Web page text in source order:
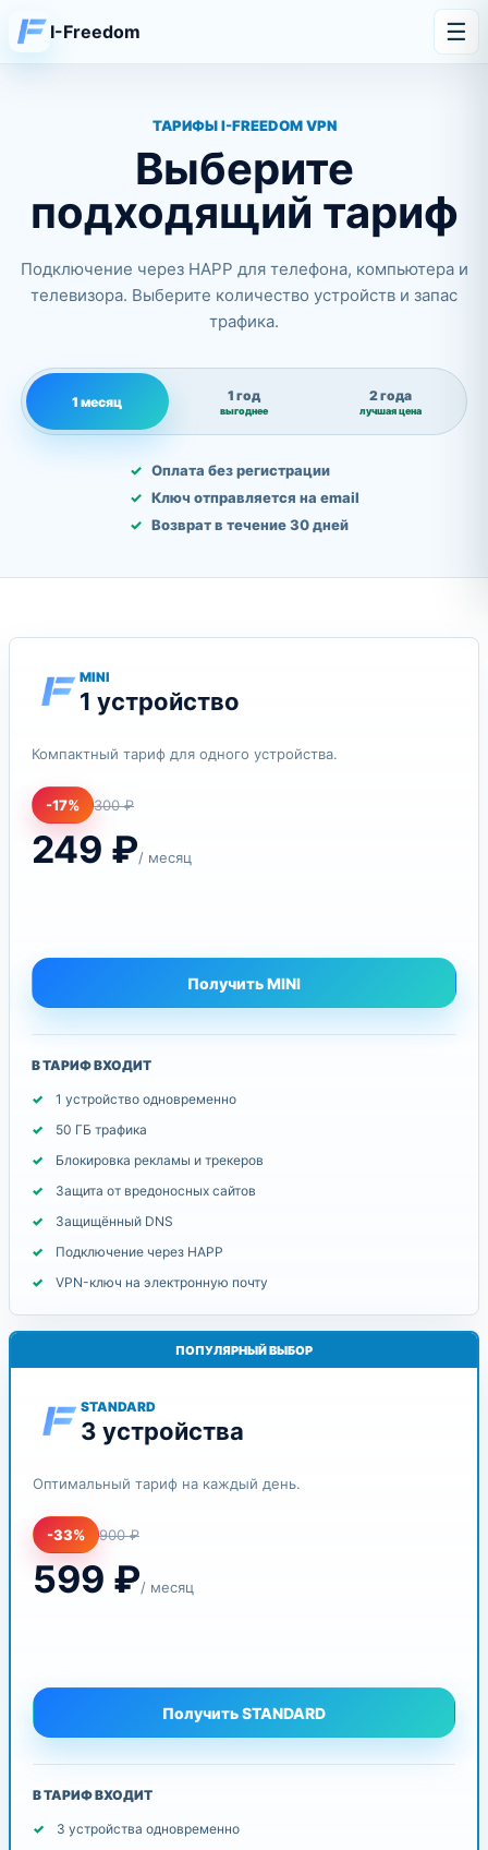
I-Freedom ☰
ТАРИФЫ I-FREEDOM VPN
Выберите
подходящий тариф
Подключение через HAPP для телефона, компьютера и
телевизора. Выберите количество устройств и запас
трафика.
1 месяц 1 год
выгоднее
2 года
лучшая цена
Оплата без регистрации
Ключ отправляется на email
Возврат в течение 30 дней
MINI
1 устройство
Компактный тариф для одного устройства.
-17% 300 ₽
249 ₽/ месяц
Получить MINI
В ТАРИФ ВХОДИТ
1 устройство одновременно
50 ГБ трафика
Блокировка рекламы и трекеров
Защита от вредоносных сайтов
Защищённый DNS
Подключение через HAPP
VPN-ключ на электронную почту
ПОПУЛЯРНЫЙ ВЫБОР
STANDARD
3 устройства
Оптимальный тариф на каждый день.
-33% 900 ₽
599 ₽/ месяц
Получить STANDARD
В ТАРИФ ВХОДИТ
3 устройства одновременно